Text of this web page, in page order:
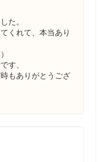
た。
くれて、本当あり
す、
もありがとうござ